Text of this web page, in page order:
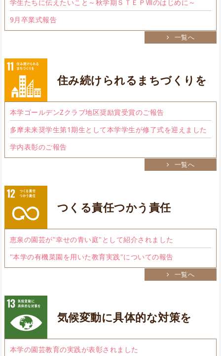
学生たちに伝えたいこと～秋学期ＳＴＥＰⅧのはじめに～
9月卒業式報告
一覧へ
住み続けられるまちづくりを
本学ゴールデンZクラブ地区奨励賞受賞のご報告
多摩未来奨学生第1期生として本学学生が修了式を迎えました
学内表彰のご報告
一覧へ
つくる責任つかう責任
恵泉の園芸が"幸せの青い庭"として紹介されました
"本学の有機菜園を用いた教育実践"についての報告
一覧へ
気候変動に具体的な対策を
本学の園芸教育の実践が表彰されました